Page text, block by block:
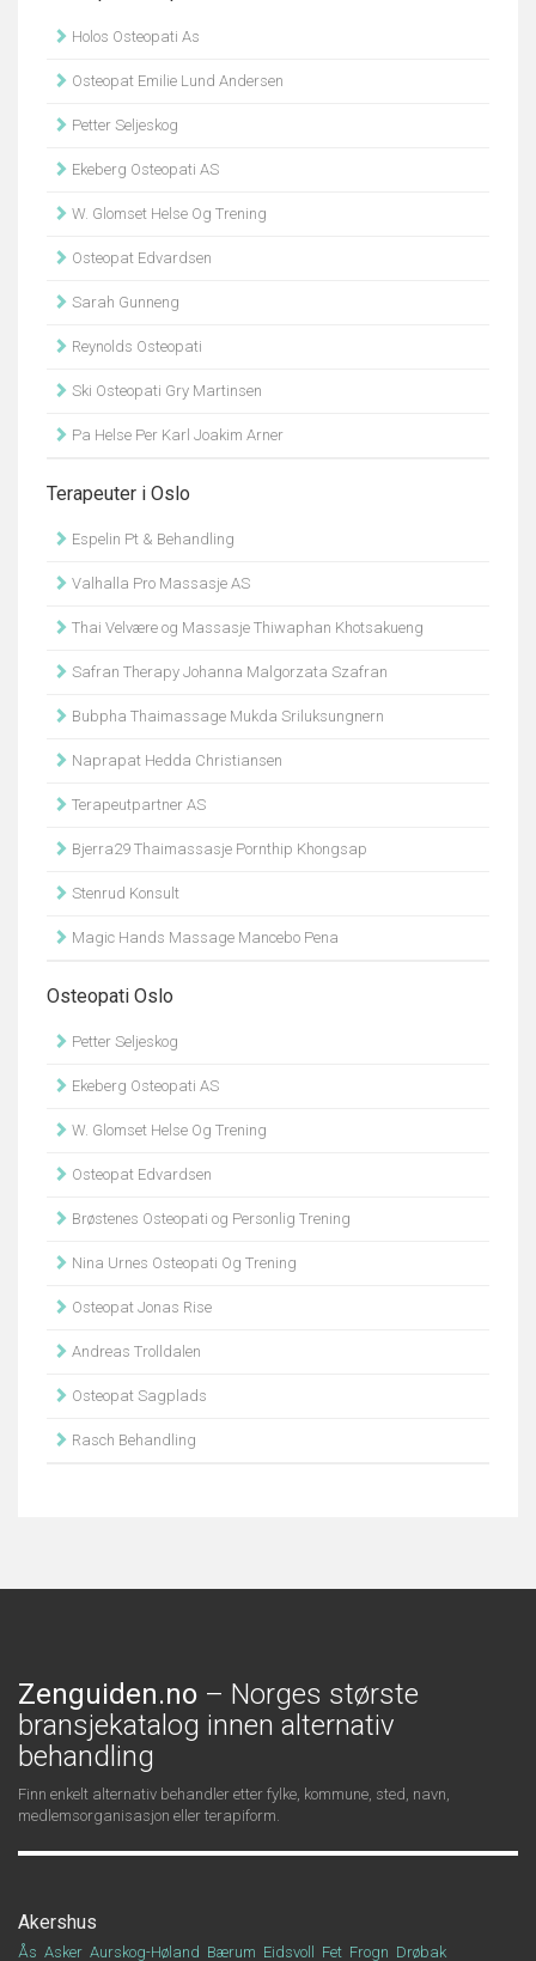
Holos Osteopati As
Osteopat Emilie Lund Andersen
Petter Seljeskog
Ekeberg Osteopati AS
W. Glomset Helse Og Trening
Osteopat Edvardsen
Sarah Gunneng
Reynolds Osteopati
Ski Osteopati Gry Martinsen
Pa Helse Per Karl Joakim Arner
Terapeuter i Oslo
Espelin Pt & Behandling
Valhalla Pro Massasje AS
Thai Velvære og Massasje Thiwaphan Khotsakueng
Safran Therapy Johanna Malgorzata Szafran
Bubpha Thaimassage Mukda Sriluksungnern
Naprapat Hedda Christiansen
Terapeutpartner AS
Bjerra29 Thaimassasje Pornthip Khongsap
Stenrud Konsult
Magic Hands Massage Mancebo Pena
Osteopati Oslo
Petter Seljeskog
Ekeberg Osteopati AS
W. Glomset Helse Og Trening
Osteopat Edvardsen
Brøstenes Osteopati og Personlig Trening
Nina Urnes Osteopati Og Trening
Osteopat Jonas Rise
Andreas Trolldalen
Osteopat Sagplads
Rasch Behandling
Zenguiden.no – Norges største
bransjekatalog innen alternativ
behandling
Finn enkelt alternativ behandler etter fylke, kommune, sted, navn,
medlemsorganisasjon eller terapiform.
Akershus
Ås Asker Aurskog-Høland Bærum Eidsvoll Fet Frogn Drøbak